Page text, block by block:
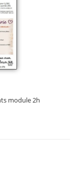
module 2h